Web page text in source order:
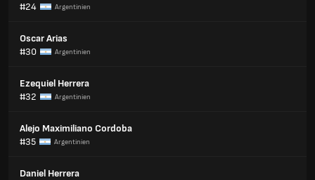
#24
Argentinien
Oscar Arias
#30
Argentinien
Ezequiel Herrera
#32
Argentinien
Alejo Maximiliano Cordoba
#35
Argentinien
Daniel Herrera